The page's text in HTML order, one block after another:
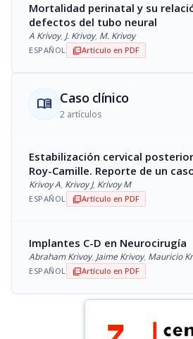
Mortalidad perinatal y su
defectos del tubo neural
A Krivoy, J. Krivoy, M. Krivoy
ESPAÑOL picture_as_pdfArtículo en PDF
menu_book Caso clínico
2 artículos
Estabilización cervical
Roy-Camille. Reporte de un
Krivoy A, Krivoy J, Krivoy M
ESPAÑOL picture_as_pdfArtículo en PDF
Implantes C-D en Neurocirugía
Abraham Krivoy, Jaime Krivoy, Mauricio
ESPAÑOL picture_as_pdfArtículo en PDF